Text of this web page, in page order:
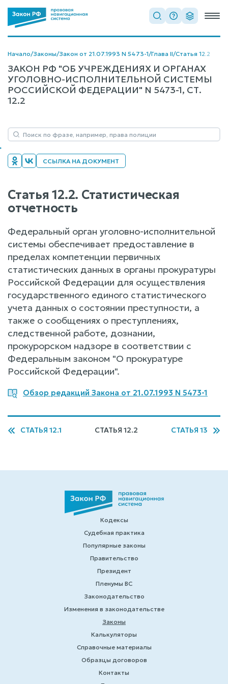
Начало/Законы/Закон от 21.07.1993 N 5473-1/Глава II/Статья 12.2
ЗАКОН РФ "ОБ УЧРЕЖДЕНИЯХ И ОРГАНАХ
УГОЛОВНО-ИСПОЛНИТЕЛЬНОЙ СИСТЕМЫ
РОССИЙСКОЙ ФЕДЕРАЦИИ" N 5473-1, СТ.
12.2
ССЫЛКА НА ДОКУМЕНТ
Статья 12.2. Статистическая
отчетность
Федеральный орган уголовно-исполнительной
системы обеспечивает предоставление в
пределах компетенции первичных
статистических данных в органы прокуратуры
Российской Федерации для осуществления
государственного единого статистического
учета данных о состоянии преступности, а
также о сообщениях о преступлениях,
следственной работе, дознании,
прокурорском надзоре в соответствии с
Федеральным законом "О прокуратуре
Российской Федерации".
Обзор редакций Закона от 21.07.1993 N 5473-1
СТАТЬЯ 12.1 СТАТЬЯ 12.2 СТАТЬЯ 13
Кодексы
Судебная практика
Популярные законы
Правительство
Президент
Пленумы ВС
Законодательство
Изменения в законодательстве
Законы
Калькуляторы
Справочные материалы
Образцы договоров
Контакты